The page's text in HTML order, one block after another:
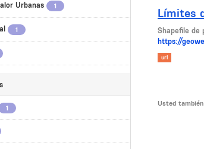
Urbanas 1
1
1
Límites
Shapefile de
https://
url
Usted